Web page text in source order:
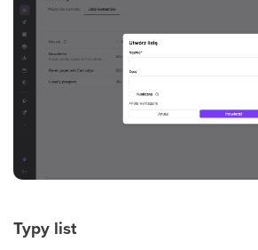
Typy list